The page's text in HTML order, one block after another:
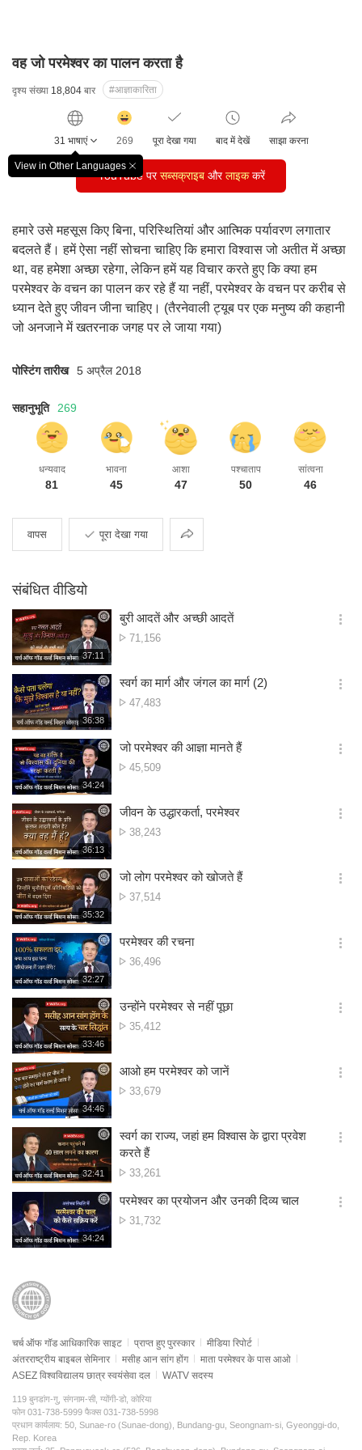
वह जो परमेश्वर का पालन करता है
दृश्य संख्या 18,804 बार #आज्ञाकारिता
31 भाषाएं
View in Other Languages
창
클
릭
수
269 पूरा देखा गया बाद में देखें साझा करना
YouTube परसब्सक्राइबऔरलाइककरें
हमारे उसे महसूस किए बिना, परिस्थितियां और आत्मिक पर्यावरण लगातार
बदलते हैं। हमें ऐसा नहीं सोचना चाहिए कि हमारा विश्वास जो अतीत में अच्छा
था, वह हमेशा अच्छा रहेगा, लेकिन हमें यह विचार करते हुए कि क्या हम
परमेश्वर के वचन का पालन कर रहे हैं या नहीं, परमेश्वर के वचन पर करीब से
ध्यान देते हुए जीवन जीना चाहिए। (तैरनेवाली ट्यूब पर एक मनुष्य की कहानी
जो अनजाने में खतरनाक जगह पर ले जाया गया)
पोस्टिंग तारीख 5 अप्रैल 2018
सहानुभूति 269
धन्यवाद
81
भावना
45
आशा
47
पश्चाताप
50
सांत्वना
46
वापस पूरा देखा गया
साझा
करना
संबंधित वीडियो
재
생
시
간
37:11
बुरी आदतें और अच्छी आदतें
दृश्य
71,156
옵
기
재
생
시
간
36:38
स्वर्ग का मार्ग और जंगल का मार्ग (2)
दृश्य
47,483
옵
기
재
생
시
간
34:24
जो परमेश्वर की आज्ञा मानते हैं
दृश्य
45,509
옵
기
재
생
시
간
36:13
जीवन के उद्धारकर्ता, परमेश्वर
दृश्य
38,243
옵
기
재
생
시
간
35:32
जो लोग परमेश्वर को खोजते हैं
दृश्य
37,514
옵
기
재
생
간
32:27
परमेश्वर की रचना
दृश्य
36,496
옵
기
재
생
시
간
33:46
उन्होंने परमेश्वर से नहीं पूछा
दृश्य
35,412
옵
기
재
생
시
간
34:46
आओ हम परमेश्वर को जानें
दृश्य
33,679
옵
기
재
생
간
32:41
स्वर्ग का राज्य, जहां हम विश्वास के द्वारा प्रवेश
करते हैं
दृश्य
33,261
옵
기
재
생
34:24
परमेश्वर का प्रयोजन और उनकी दिव्य चाल
दृश्य
31,732
옵
चर्च ऑफ गॉड आधिकारिक साइट प्राप्त हुए पुरस्कार
मीडिया रिपोर्ट
अंतरराष्ट्रीय बाइबल सेमिनार
मसीह आन सांग होंग
माता परमेश्वर के पास आओ
ASEZ विश्वविद्यालय छात्र स्वयंसेवा दल
WATV सदस्य
119 बुनडांग-गु, संगनाम-सी, ग्योंगी-डो, कोरिया
फोन 031-738-5999 फैक्स 031-738-5998
प्रधान कार्यलाय: 50, Sunae-ro (Sunae-dong), Bundang-gu, Seongnam-si, Gyeonggi-do,
Rep. Korea